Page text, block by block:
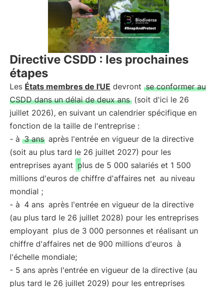
Directive CSDD : les prochaines
étapes
Les États membres de l'UE devront se conformer au
CSDD dans un délai de deux ans (soit d'ici le 26
juillet 2026), en suivant un calendrier spécifique en
fonction de la taille de l'entreprise :
- à 3 ans après l'entrée en vigueur de la directive
(soit au plus tard le 26 juillet 2027) pour les
entreprises ayant plus de 5 000 salariés et 1 500
millions d'euros de chiffre d'affaires net au niveau
mondial ;
- à 4 ans après l'entrée en vigueur de la directive
(au plus tard le 26 juillet 2028) pour les entreprises
employant plus de 3 000 personnes et réalisant un
chiffre d'affaires net de 900 millions d'euros à
l'échelle mondiale;
- 5 ans après l'entrée en vigueur de la directive (au
plus tard le 26 juillet 2029) pour les entreprises